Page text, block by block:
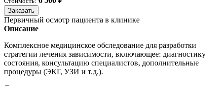
Заказать
Первичный осмотр пациента в клинике
Описание
Комплексное медицинское обследование для разработки
стратегии лечения зависимости, включающее: диагностику
состояния, консультацию специалистов, дополнительные
процедуры (ЭКГ, УЗИ и т.д.).